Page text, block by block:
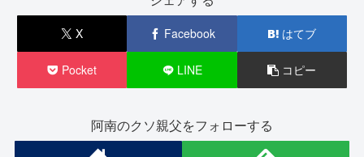
X Facebook はてブ
Pocket LINE コピー
阿南のクソ親父をフォローする